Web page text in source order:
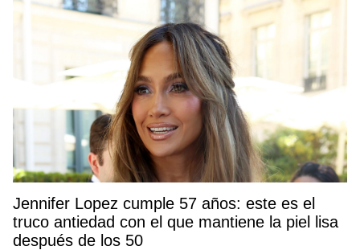
Jennifer Lopez cumple 57 años: este es el
truco antiedad con el que mantiene la piel lisa
después de los 50